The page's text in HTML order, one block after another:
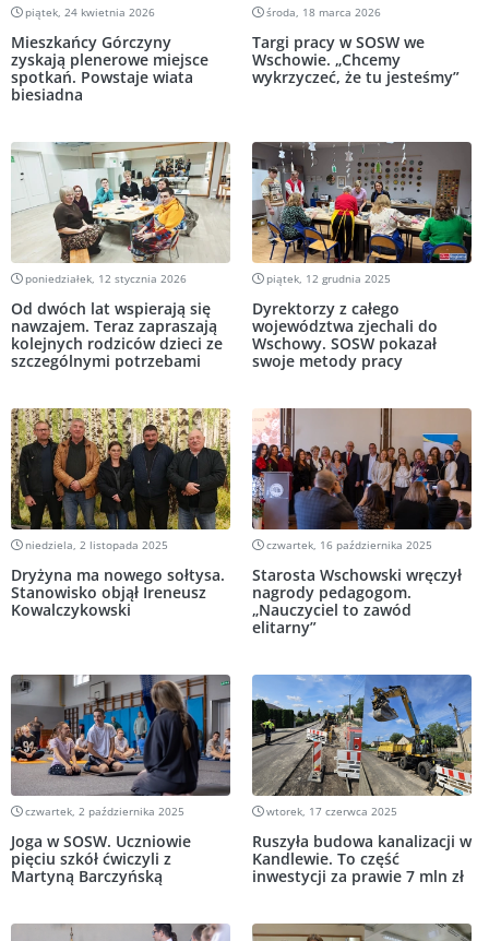
piątek, 24 kwietnia 2026
Mieszkańcy Górczyny
zyskają plenerowe miejsce
spotkań. Powstaje wiata
biesiadna
środa, 18 marca 2026
Targi pracy w SOSW we
Wschowie. „Chcemy
wykrzyczeć, że tu jesteśmy”
poniedziałek, 12 stycznia 2026
Od dwóch lat wspierają się
nawzajem. Teraz zapraszają
kolejnych rodziców dzieci ze
szczególnymi potrzebami
piątek, 12 grudnia 2025
Dyrektorzy z całego
województwa zjechali do
Wschowy. SOSW pokazał
swoje metody pracy
niedziela, 2 listopada 2025
Dryżyna ma nowego sołtysa.
Stanowisko objął Ireneusz
Kowalczykowski
czwartek, 16 października 2025
Starosta Wschowski wręczył
nagrody pedagogom.
„Nauczyciel to zawód
elitarny”
czwartek, 2 października 2025
Joga w SOSW. Uczniowie
pięciu szkół ćwiczyli z
Martyną Barczyńską
wtorek, 17 czerwca 2025
Ruszyła budowa kanalizacji w
Kandlewie. To część
inwestycji za prawie 7 mln zł